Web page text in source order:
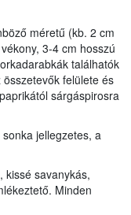
méretű (kb. 2 cm
3-4 cm hosszú
találhatók
felülete és
sárgáspirosra
jellegzetes, a
kissé savanykás,
Minden